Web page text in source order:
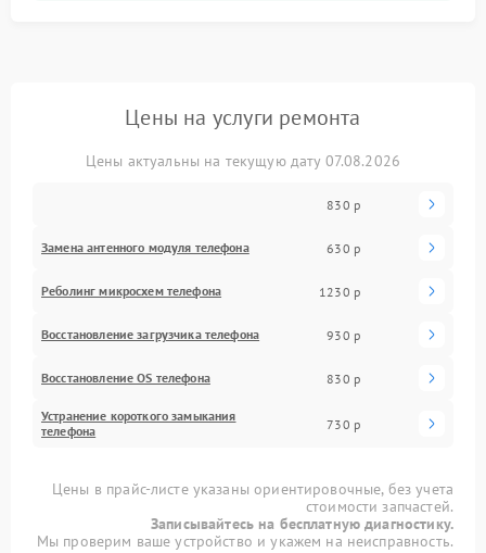
Цены на услуги ремонта
Цены актуальны на текущую дату 07.08.2026
830 р
Замена антенного модуля телефона 630 р
Реболинг микросхем телефона 1230 р
Восстановление загрузчика телефона 930 р
Восстановление OS телефона 830 р
Устранение короткого замыкания
телефона
730 р
Цены в прайс-листе указаны ориентировочные, без учета
стоимости запчастей.
Записывайтесь на бесплатную диагностику.
Мы проверим ваше устройство и укажем на неисправность.